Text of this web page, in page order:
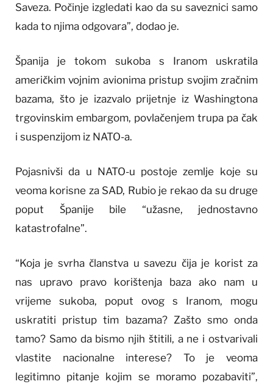
Saveza. Počinje izgledati kao da su saveznici samo
kada to njima odgovara”, dodao je.
Španija je tokom sukoba s Iranom uskratila
američkim vojnim avionima pristup svojim zračnim
bazama, što je izazvalo prijetnje iz Washingtona
trgovinskim embargom, povlačenjem trupa pa čak
i suspenzijom iz NATO-a.
Pojasnivši da u NATO-u postoje zemlje koje su
veoma korisne za SAD, Rubio je rekao da su druge
poput Španije bile “užasne, jednostavno
katastrofalne”.
“Koja je svrha članstva u savezu čija je korist za
nas upravo pravo korištenja baza ako nam u
vrijeme sukoba, poput ovog s Iranom, mogu
uskratiti pristup tim bazama? Zašto smo onda
tamo? Samo da bismo njih štitili, a ne i ostvarivali
vlastite nacionalne interese? To je veoma
legitimno pitanje kojim se moramo pozabaviti”,